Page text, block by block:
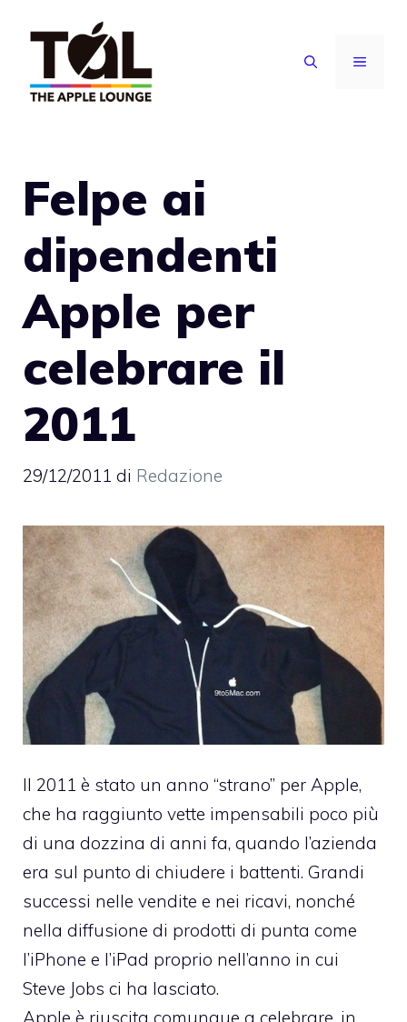
contenuto
MENU
Felpe ai
dipendenti
Apple per
celebrare il
2011
29/12/2011 di Redazione
Il 2011 è stato un anno “strano” per Apple,
che ha raggiunto vette impensabili poco più
di una dozzina di anni fa, quando l’azienda
era sul punto di chiudere i battenti. Grandi
successi nelle vendite e nei ricavi, nonché
nella diffusione di prodotti di punta come
l’iPhone e l’iPad proprio nell’anno in cui
Steve Jobs ci ha lasciato.
Apple è riuscita comunque a celebrare, in